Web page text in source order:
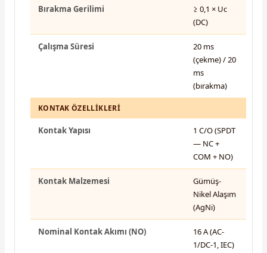
Bırakma Gerilimi
≥ 0,1 × Uc
(DC)
Çalışma Süresi
20 ms
(çekme) / 20
ms
(bırakma)
KONTAK ÖZELLIKLERI
Kontak Yapısı
1 C/O (SPDT
— NC +
COM + NO)
Kontak Malzemesi
Gümüş-
Nikel Alaşım
(AgNi)
Nominal Kontak Akımı (NO)
16 A (AC-
1/DC-1, IEC)